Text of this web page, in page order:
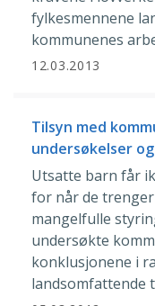
fylkesmennene
kommunenes
12.03.2013
Tilsyn med
undersøkelser
Utsatte barn får
for når de
mangelfulle
undersøkte
konklusjonene i
landsomfattende